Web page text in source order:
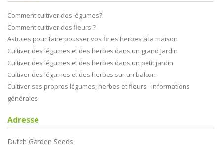
Comment cultiver des légumes?
Comment cultiver des fleurs ?
Astuces pour faire pousser vos fines herbes à la maison
Cultiver des légumes et des herbes dans un grand Jardin
Cultiver des légumes et des herbes dans un petit jardin
Cultiver des légumes et des herbes sur un balcon
Cultiver ses propres légumes, herbes et fleurs - Informations
générales
Adresse
Dutch Garden Seeds